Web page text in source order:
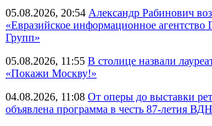
05.08.2026, 20:54 Александр Рабинович
«Евразийское информационное агентство
Групп»
05.08.2026, 11:55 В столице назвали
«Покажи Москву!»
04.08.2026, 11:08 От оперы до выставки
объявлена программа в честь 87-летия